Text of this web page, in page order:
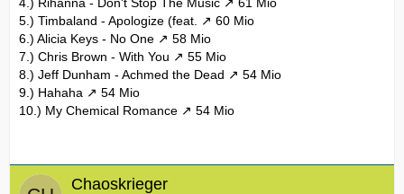
5.) Timbaland - Apologize (feat.
60 Mio
6.) Alicia Keys - No One
58 Mio
7.) Chris Brown - With You
55 Mio
8.) Jeff Dunham - Achmed the Dead
54 Mio
9.) Hahaha
54 Mio
10.) My Chemical Romance 54 Mio
Chaoskrieger